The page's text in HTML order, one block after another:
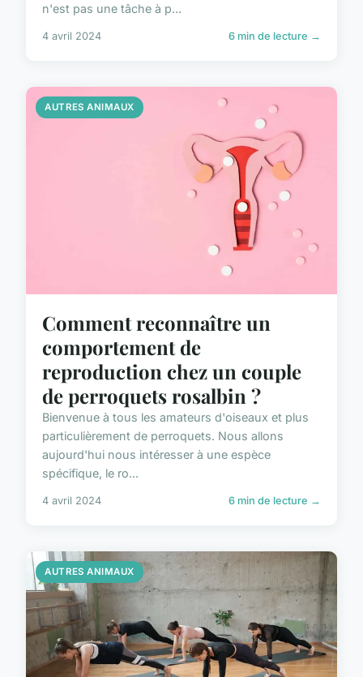
n'est pas une tâche à p...
4 avril 2024 6 min de lecture →
AUTRES ANIMAUX
Comment reconnaître un
comportement de
reproduction chez un couple
de perroquets rosalbin ?
Bienvenue à tous les amateurs d'oiseaux et plus
particulièrement de perroquets. Nous allons
aujourd'hui nous intéresser à une espèce
spécifique, le ro...
4 avril 2024 6 min de lecture →
AUTRES ANIMAUX